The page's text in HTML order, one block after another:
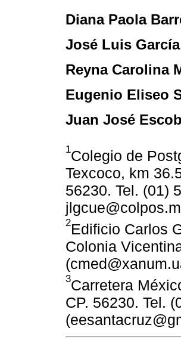
Diana Paola
José Luis
Reyna Carolina
Eugenio Eliseo
Juan José
1Colegio de
Texcoco, km
56230. Tel. (01)
2Edificio Carlos
Colonia
3Carretera
CP. 56230. Tel.